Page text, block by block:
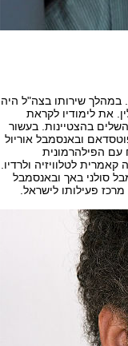
במהלך שירותו בצה"ל היה
את לימודיו לקראת
בהצטיינות. בעשור
פוטסדאם ובאנסמבל אוריול
עם הפילהרמונית
לטלוויזיה ולרדיו.
סולני באך ובאנסמבל